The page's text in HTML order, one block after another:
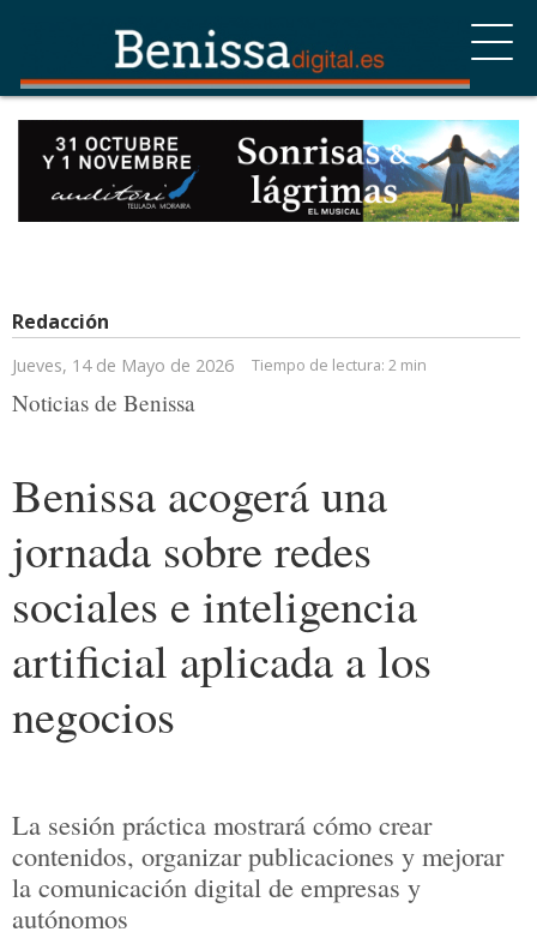
Redacción
Jueves, 14 de Mayo de 2026 Tiempo de lectura: 2 min
Noticias de Benissa
Benissa acogerá una
jornada sobre redes
sociales e inteligencia
artificial aplicada a los
negocios
La sesión práctica mostrará cómo crear
contenidos, organizar publicaciones y mejorar
la comunicación digital de empresas y
autónomos